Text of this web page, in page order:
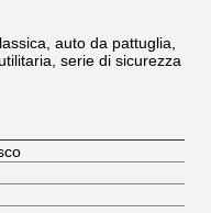
auto da pattuglia,
serie di sicurezza